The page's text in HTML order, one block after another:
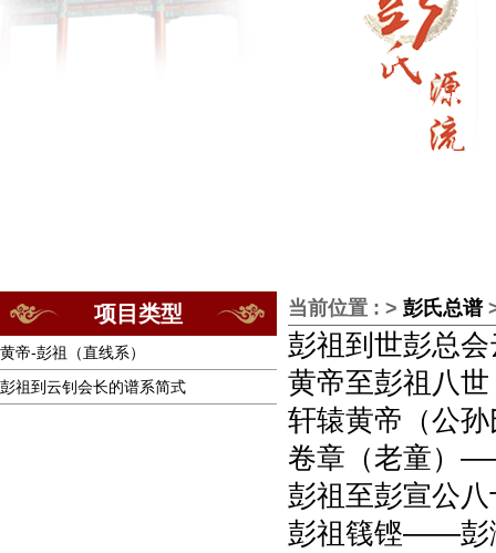
项目类型
黄帝-彭祖（直线系）
彭祖到云钊会长的谱系简式
当前位置 : > 彭氏总谱
彭祖到世彭总
黄帝至彭祖八世
轩辕黄帝（
卷章（老童）
彭祖至彭宣公
彭祖篯铿——